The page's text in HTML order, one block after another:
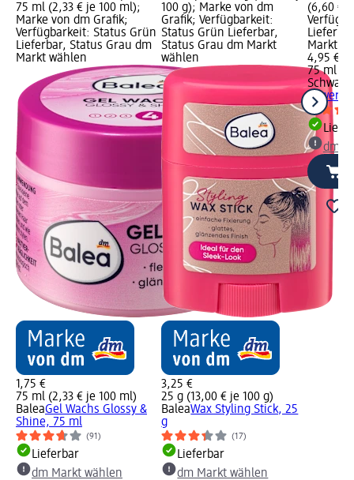
75 ml (2,33 € je 100 ml);
Marke von dm Grafik;
Verfügbarkeit: Status Grün
Lieferbar, Status Grau dm
Markt wählen
1,75 €
75 ml (2,33 € je 100 ml)
BaleaGel Wachs Glossy &
Shine, 75 ml
(91)
Lieferbar
dm Markt wählen
100 g); Marke von dm
Grafik; Verfügbarkeit:
Status Grün Lieferbar,
Status Grau dm Markt
wählen
3,25 €
25 g (13,00 € je 100 g)
BaleaWax Styling Stick, 25
g
(17)
Lieferbar
dm Markt wählen
(6,60 €
Markt
4,95 €
75 ml
Power
dm